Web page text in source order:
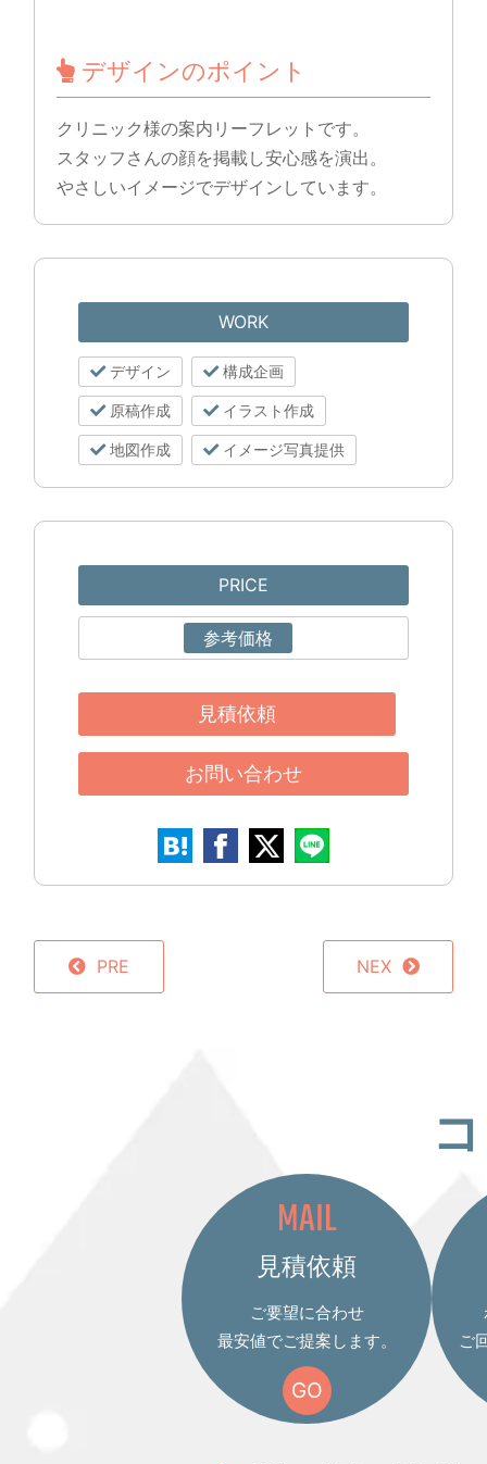
デザインのポイント
クリニック様の案内リーフレットです。
スタッフさんの顔を掲載し安心感を演出。
やさしいイメージでデザインしています。
WORK
デザイン 構成企画
原稿作成 イラスト作成
地図作成 イメージ写真提供
PRICE
参考価格
見積依頼
お問い合わせ
PRE NEX
MAIL
見積依頼
ご要望に合わせ
最安値でご提案します。
GO
ご